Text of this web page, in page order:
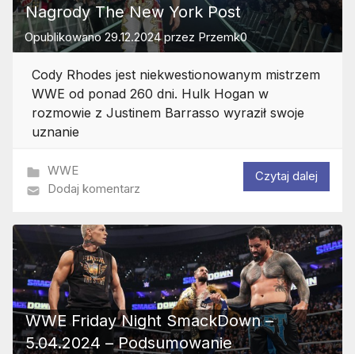
Nagrody The New York Post
Opublikowano29.12.2024przez Przemk0
Cody Rhodes jest niekwestionowanym mistrzem
WWE od ponad 260 dni. Hulk Hogan w
rozmowie z Justinem Barrasso wyraził swoje
uznanie
WWE
Dodaj komentarz
Czytaj dalej
WWE Friday Night SmackDown –
5.04.2024 – Podsumowanie